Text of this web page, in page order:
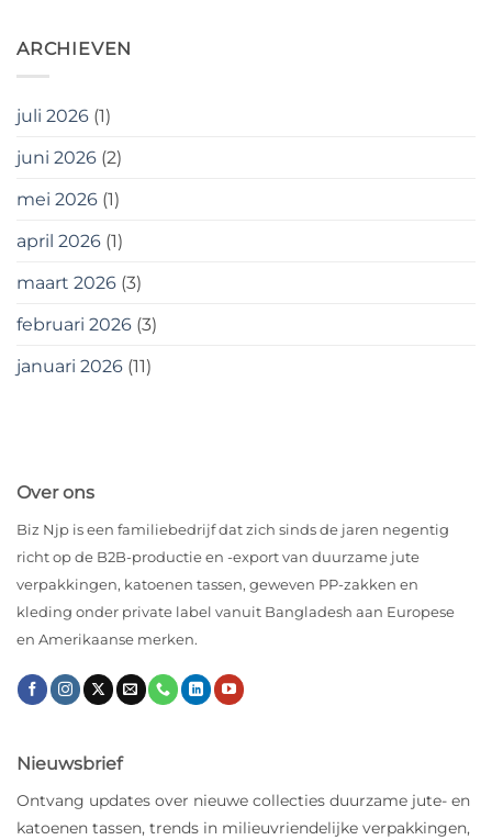
ARCHIEVEN
juli 2026 (1)
juni 2026 (2)
mei 2026 (1)
april 2026 (1)
maart 2026 (3)
februari 2026 (3)
januari 2026 (11)
Over ons
Biz Njp is een familiebedrijf dat zich sinds de jaren negentig
richt op de B2B-productie en -export van duurzame jute
verpakkingen, katoenen tassen, geweven PP-zakken en
kleding onder private label vanuit Bangladesh aan Europese
en Amerikaanse merken.
Nieuwsbrief
Ontvang updates over nieuwe collecties duurzame jute- en
katoenen tassen, trends in milieuvriendelijke verpakkingen,